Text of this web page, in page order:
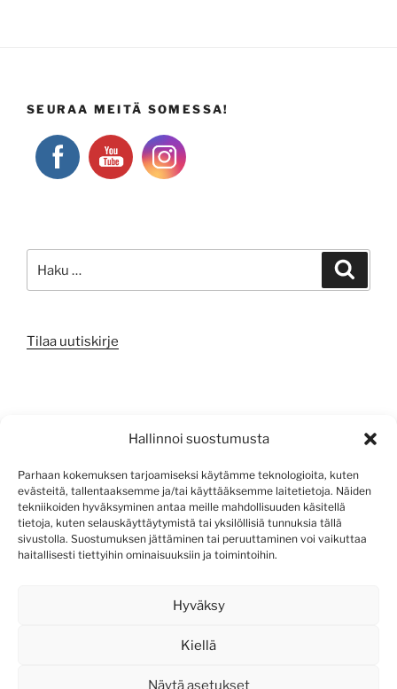
Hallinnoi suostumusta
Parhaan kokemuksen tarjoamiseksi käytämme teknologioita, kuten
evästeitä, tallentaaksemme ja/tai käyttääksemme laitetietoja. Näiden
tekniikoiden hyväksyminen antaa meille mahdollisuuden käsitellä
tietoja, kuten selauskäyttäytymistä tai yksilöllisiä tunnuksia tällä
sivustolla. Suostumuksen jättäminen tai peruuttaminen voi vaikuttaa
haitallisesti tiettyihin ominaisuuksiin ja toimintoihin.
Hyväksy
Kiellä
Näytä asetukset
SEURAA MEITÄ SOMESSA!
Tilaa uutiskirje
Sisältösyöte
Kommenttisyöte